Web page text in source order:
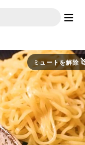
ミュートを解除